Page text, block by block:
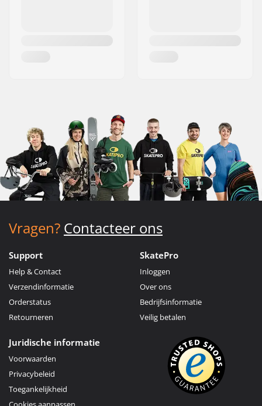
Vragen? Contacteer ons
Support
Help & Contact
Verzendinformatie
Orderstatus
Retourneren
SkatePro
Inloggen
Over ons
Bedrijfsinformatie
Veilig betalen
Juridische informatie
Voorwaarden
Privacybeleid
Toegankelijkheid